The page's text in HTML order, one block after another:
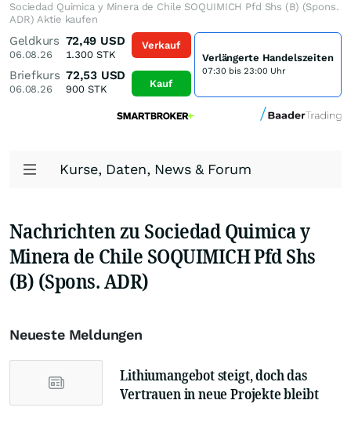
Sociedad Quimica y Minera de Chile SOQUIMICH Pfd Shs (B) (Spons.
ADR) Aktie kaufen
Geldkurs
06.08.26
72,49 USD
1.300STK
Briefkurs
06.08.26
72,53 USD
900STK
Verkauf
Kauf
Verlängerte Handelszeiten
07:30 bis 23:00 Uhr
Kurse, Daten, News & Forum
Nachrichten zu Sociedad Quimica y
Minera de Chile SOQUIMICH Pfd Shs
(B) (Spons. ADR)
Neueste Meldungen
Lithiumangebot steigt, doch das
Vertrauen in neue Projekte bleibt